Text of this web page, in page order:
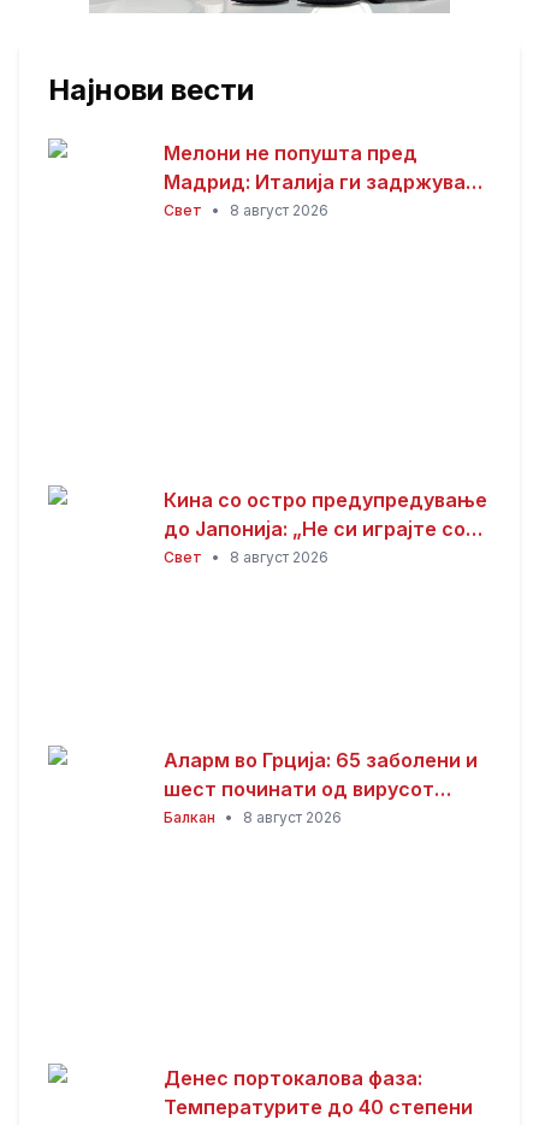
Најнови вести
Мелони не попушта пред
Мадрид: Италија ги задржува
контролите со Шпанија
Свет • 8 август 2026
Кина со остро предупредување
до Јапонија: „Не си играјте со
оган“
Свет • 8 август 2026
Аларм во Грција: 65 заболени и
шест починати од вирусот
Западен Нил
Балкан • 8 август 2026
Денес портокалова фаза:
Температурите до 40 степени